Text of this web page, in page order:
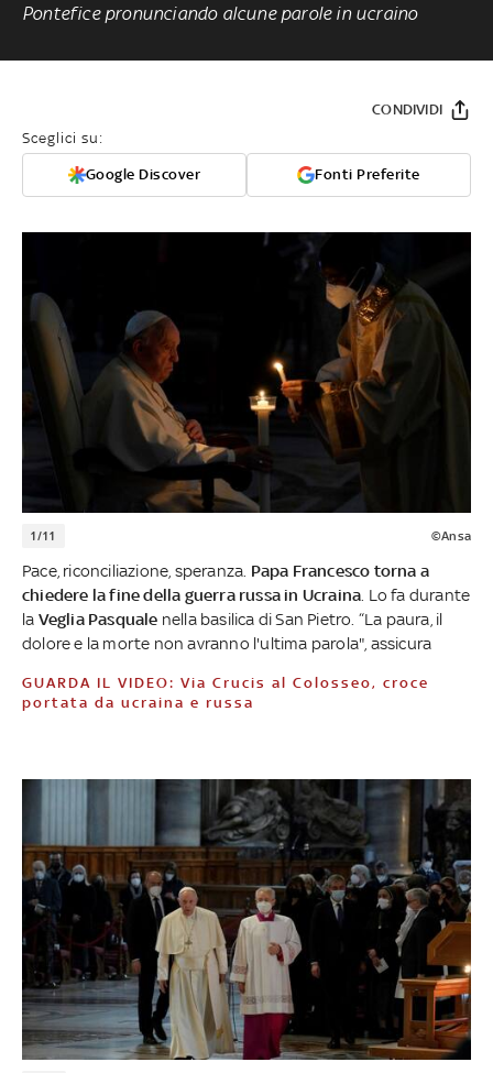
Pontefice pronunciando alcune parole in ucraino
Sceglici su:
Google Discover Fonti Preferite
CONDIVIDI
1/11 ©Ansa
Pace, riconciliazione, speranza. Papa Francesco torna a
chiedere la fine della guerra russa in Ucraina . Lo fa durante
la Veglia Pasquale nella basilica di San Pietro. “La paura, il
dolore e la morte non avranno l'ultima parola", assicura
GUARDA IL VIDEO: Via Crucis al Colosseo, croce
portata da ucraina e russa